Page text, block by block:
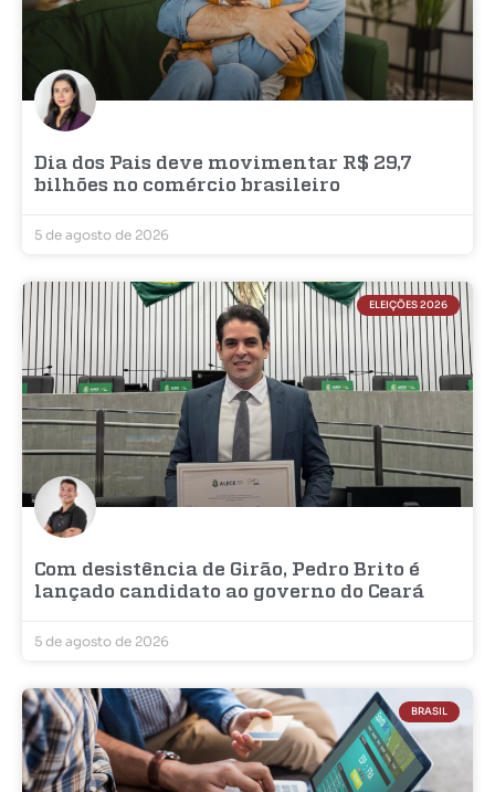
Dia dos Pais deve movimentar R$ 29,7
bilhões no comércio brasileiro
5 de agosto de 2026
ELEIÇÕES 2026
Com desistência de Girão, Pedro Brito é
lançado candidato ao governo do Ceará
5 de agosto de 2026
BRASIL